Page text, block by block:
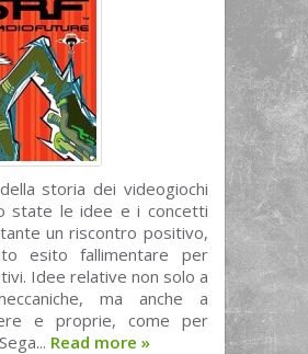
storia dei videogiochi
state le idee e i concetti
un riscontro positivo,
esito fallimentare per
Idee relative non solo a
ma anche a
e proprie, come per
Read more »